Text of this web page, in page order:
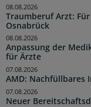
Traumberuf Arzt:
Osnabrück
08.08.2026
Anpassung der
für Ärzte
08.08.2026
AMD: Nachfüllbares
07.08.2026
Neuer
07.08.2026